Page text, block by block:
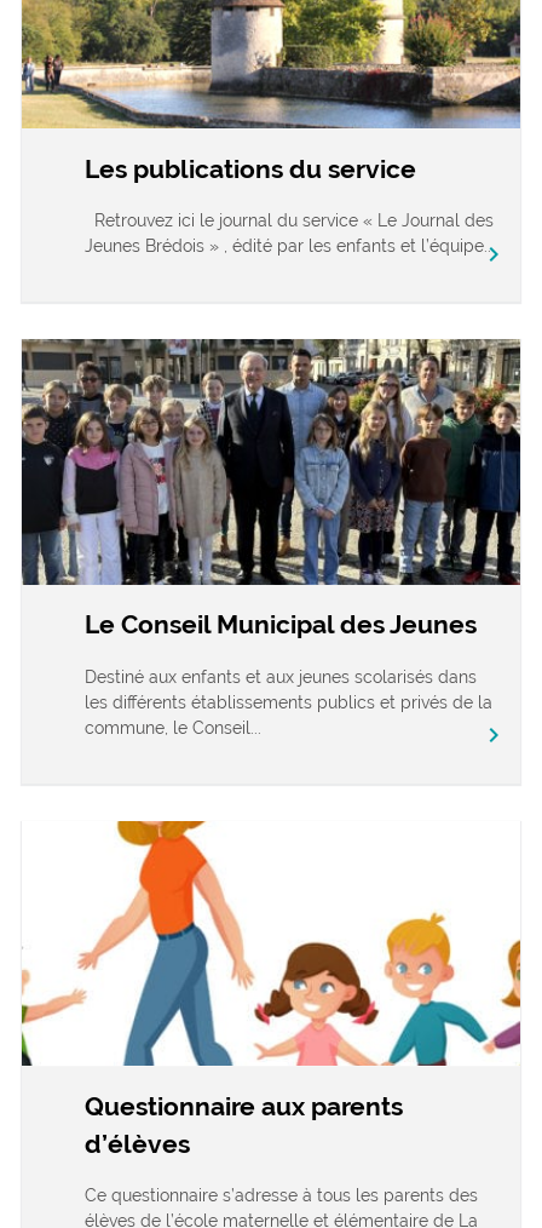
Les publications du service
Retrouvez ici le journal du service « Le Journal des
Jeunes Brédois » , édité par les enfants et l’équipe...
chevron_right
Le Conseil Municipal des Jeunes
Destiné aux enfants et aux jeunes scolarisés dans
les différents établissements publics et privés de la
commune, le Conseil...
chevron_right
Questionnaire aux parents
d’élèves
Ce questionnaire s’adresse à tous les parents des
élèves de l’école maternelle et élémentaire de La